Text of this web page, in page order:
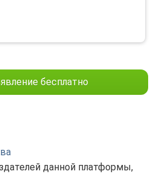
бесплатно
данной платформы,